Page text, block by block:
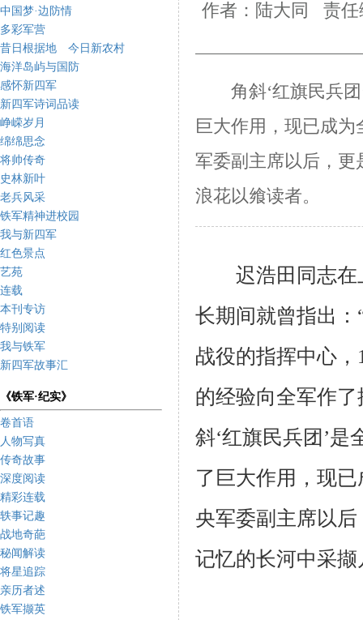
中国梦·边防情
多彩军营
昔日根据地 今日新农村
海洋岛屿与国防
感怀新四军
新四军诗词品读
峥嵘岁月
绵绵思念
将帅传奇
史林新叶
老兵风采
铁军精神进校园
我与新四军
红色景点
艺苑
连载
本刊专访
特别阅读
我与铁军
新四军故事汇
《铁军·纪实》
卷首语
人物写真
传奇故事
深度阅读
精彩连载
轶事记趣
战地奇葩
秘闻解读
将星追踪
亲历者述
铁军撷英
作者：陆大同 责任
角斜‘红旗民兵团’
巨大作用，现已成
军委副主席以后，更
浪花以飨读者。
迟浩田同志在
长期间就曾指出
战役的指挥中心，
的经验向全军作
斜‘红旗民兵团’
了巨大作用，现
央军委副主席以
记忆的长河中采